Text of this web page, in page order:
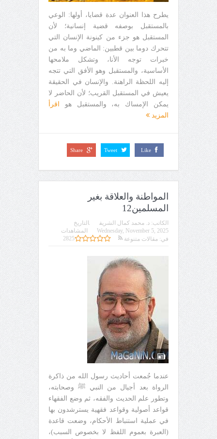
يطرح هذا العنوان عدة قضايا، أولها: الوعي
بالمستقبل بوصفه قضية إنسانية؛ لأن
المستقبل هو جزء من كينونة الإنسان التي
تتحرك دوما بين قطبين: الماضي وما به من
خبرات توجه الأنا، وتشكل ملامحها
الأساسية، والمستقبل وهو الأفق التي تتجه
إليه اللحظة الراهنة. والإنسان في الحقيقة
يعيش في المستقبل القريب؛ لأن الحاضر لا
يمكن الإمساك به، والمستقبل هو
اقرأ
المزيد
Like
Tweet
Share
المواطنة والعلاقة بغير
المسلمين12
الكاتب: د. محمد كمال الشريف
التاريخ
Wednesday, November 5, 2025
في: مقالات متنوعة
المشاهدات
2825
عندما جُمعت أحاديث رسول الله من ذاكرة
الرواة بعد أجيال من النبي ﷺ وصحابته،
وتطور علم الحديث والفقه، ثم وضع الفقهاء
قواعد أصولية وقواعد فقهية يسترشدون بها
في عملية استنباط الأحكام، وضعت قاعدة
(العبرة بعموم اللفظ لا بخصوص السبب)،